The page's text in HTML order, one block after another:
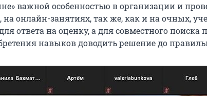
важной особенностью в организации и
на онлайн-занятиях, так же, как и на очных,
ответа на оценку, а для совместного поиска
навыков доводить решение до